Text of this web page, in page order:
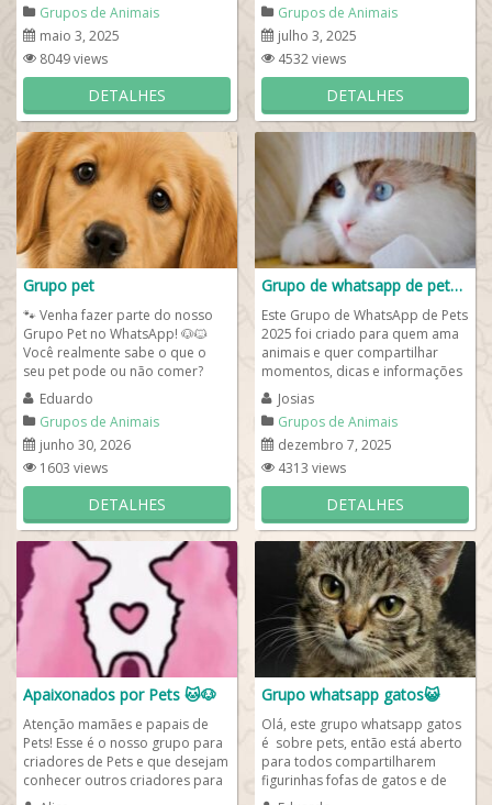
Grupos de Animais
maio 3, 2025
8049 views
DETALHES
Grupos de Animais
julho 3, 2025
4532 views
DETALHES
Grupo pet
🐾 Venha fazer parte do nosso
Grupo Pet no WhatsApp! 🐶🐱
Você realmente sabe o que o
seu pet pode ou não comer?
Pequenos erros do dia a dia...
Eduardo
Grupos de Animais
junho 30, 2026
1603 views
DETALHES
Grupo de whatsapp de pets 2025
Este Grupo de WhatsApp de Pets
2025 foi criado para quem ama
animais e quer compartilhar
momentos, dicas e informações
do dia a dia com seu pet. Aqui
você...
Josias
Grupos de Animais
dezembro 7, 2025
4313 views
DETALHES
Apaixonados por Pets 🐱🐶
Atenção mamães e papais de
Pets! Esse é o nosso grupo para
criadores de Pets e que desejam
conhecer outros criadores para
trocar dicas, fotos e memes
Grupo whatsapp gatos😺
Olá, este grupo whatsapp gatos
é sobre pets, então está aberto
para todos compartilharem
figurinhas fofas de gatos e de
outros animais de estimação e...